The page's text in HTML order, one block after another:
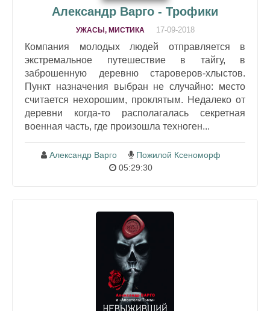
Александр Варго - Трофики
УЖАСЫ, МИСТИКА 17-09-2018
Компания молодых людей отправляется в
экстремальное путешествие в тайгу, в
заброшенную деревню староверов-хлыстов.
Пункт назначения выбран не случайно: место
считается нехорошим, проклятым. Недалеко от
деревни когда-то располагалась секретная
военная часть, где произошла техноген...
Александр Варго
Пожилой Ксеноморф
05:29:30